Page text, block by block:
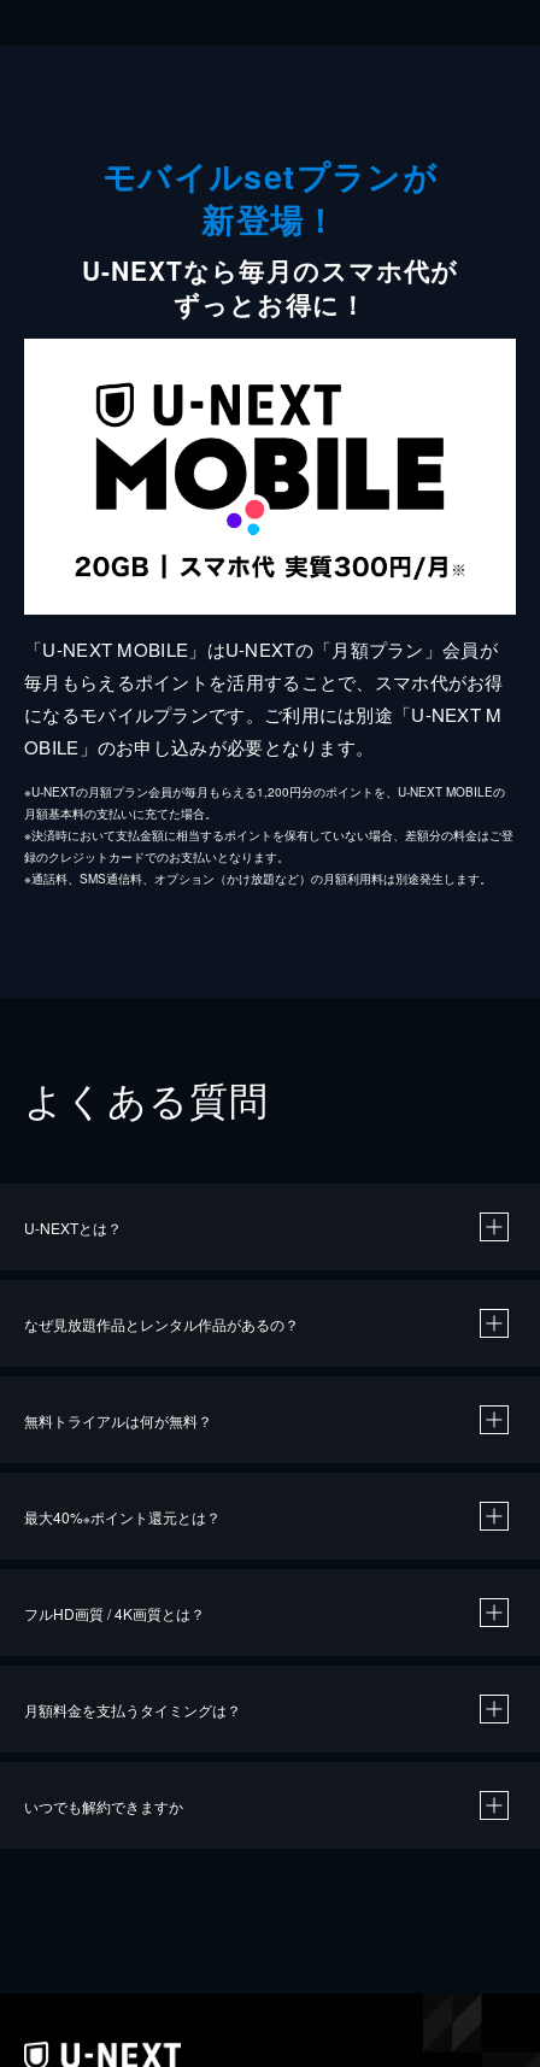
モバイルsetプランが
新登場！
U-NEXTなら毎月のスマホ代が
ずっとお得に！
「U-NEXT MOBILE」はU-NEXTの「月額プラン」会員が
毎月もらえるポイントを活用することで、スマホ代がお得
になるモバイルプランです。ご利用には別途「U-NEXT M
OBILE」のお申し込みが必要となります。
※U-NEXTの月額プラン会員が毎月もらえる1,200円分のポイントを、U-NEXT MOBILEの
月額基本料の支払いに充てた場合。
※決済時において支払金額に相当するポイントを保有していない場合、差額分の料金はご登
録のクレジットカードでのお支払いとなります。
※通話料、SMS通信料、オプション（かけ放題など）の月額利用料は別途発生します。
よくある質問
U-NEXTとは？
なぜ見放題作品とレンタル作品があるの？
無料トライアルは何が無料？
最大40%※ポイント還元とは？
※40％ポイント還元の対象は、クレジットカード決済による作品の購入 / レンタルです。
フルHD画質 / 4K画質とは？
月額料金を支払うタイミングは？
いつでも解約できますか